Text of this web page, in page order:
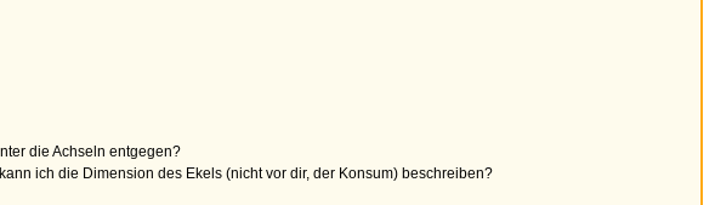
die Achseln entgegen?
ich die Dimension des Ekels (nicht vor dir, der Konsum) beschreiben?